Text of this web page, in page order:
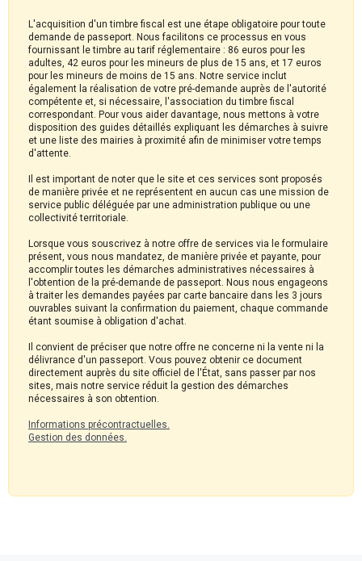
L'acquisition d'un timbre fiscal est une étape obligatoire pour toute
demande de passeport. Nous facilitons ce processus en vous
fournissant le timbre au tarif réglementaire : 86 euros pour les
adultes, 42 euros pour les mineurs de plus de 15 ans, et 17 euros
pour les mineurs de moins de 15 ans. Notre service inclut
également la réalisation de votre pré-demande auprès de l'autorité
compétente et, si nécessaire, l'association du timbre fiscal
correspondant. Pour vous aider davantage, nous mettons à votre
disposition des guides détaillés expliquant les démarches à suivre
et une liste des mairies à proximité afin de minimiser votre temps
d'attente.
Il est important de noter que le site et ces services sont proposés
de manière privée et ne représentent en aucun cas une mission de
service public déléguée par une administration publique ou une
collectivité territoriale.
Lorsque vous souscrivez à notre offre de services via le formulaire
présent, vous nous mandatez, de manière privée et payante, pour
accomplir toutes les démarches administratives nécessaires à
l'obtention de la pré-demande de passeport. Nous nous engageons
à traiter les demandes payées par carte bancaire dans les 3 jours
ouvrables suivant la confirmation du paiement, chaque commande
étant soumise à obligation d'achat.
Il convient de préciser que notre offre ne concerne ni la vente ni la
délivrance d'un passeport. Vous pouvez obtenir ce document
directement auprès du site officiel de l'État, sans passer par nos
sites, mais notre service réduit la gestion des démarches
nécessaires à son obtention.
Informations précontractuelles.
Gestion des données.